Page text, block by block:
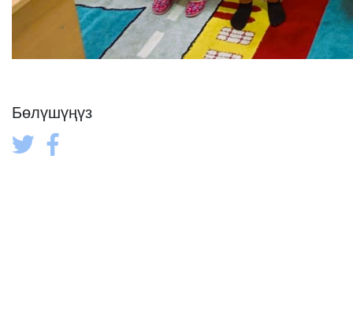
Бөлүшүңүз